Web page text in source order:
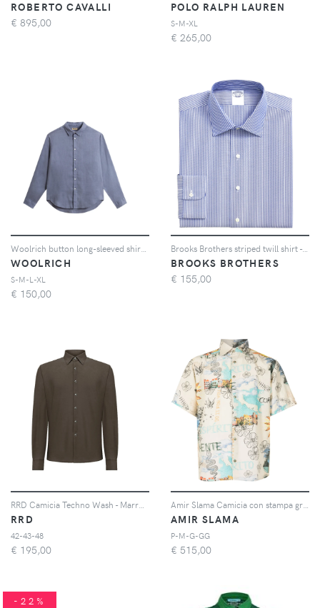
ROBERTO CAVALLI
€ 895,00
POLO RALPH LAUREN
S-M-XL
€ 265,00
WOOLRICH
S-M-L-XL
€ 150,00
BROOKS BROTHERS
€ 155,00
RRD
42-43-48
€ 195,00
AMIR SLAMA
P-M-G-GG
€ 515,00
-22%